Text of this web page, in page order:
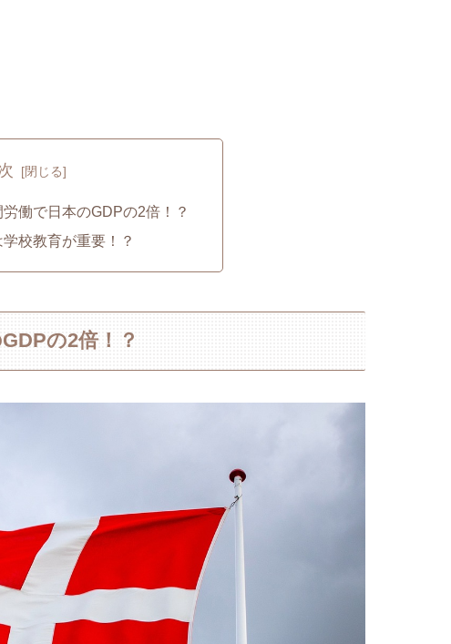
働で日本のGDPの2倍！？
校教育が重要！？
の2倍！？